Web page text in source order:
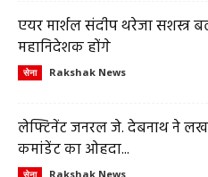
एयर मार्शल संदीप थरेजा
महानिदेशक होंगे
सेना Rakshak News
लेफ्टिनेंट जनरल जे. देबनाथ ने
कमांडेंट का ओहदा...
Rakshak News